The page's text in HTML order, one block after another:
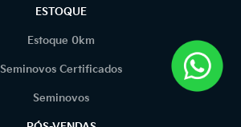
ESTOQUE
Estoque 0km
Seminovos Certificados
Seminovos